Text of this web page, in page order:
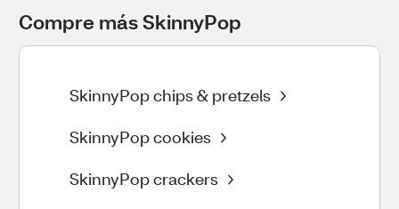
Compre más SkinnyPop
SkinnyPop chips & pretzels
SkinnyPop cookies
SkinnyPop crackers